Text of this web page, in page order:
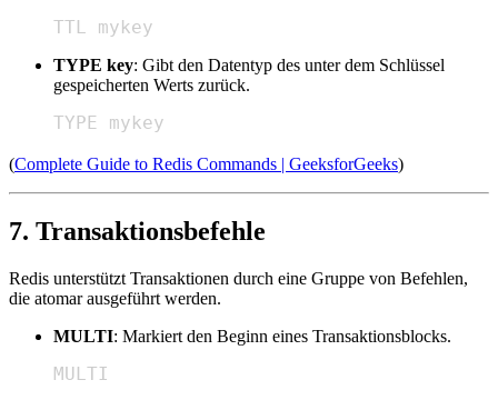
TTL mykey
TYPE key: Gibt den Datentyp des unter dem Schlüssel
gespeicherten Werts zurück.
TYPE mykey
(Complete Guide to Redis Commands | GeeksforGeeks)
7. Transaktionsbefehle
Redis unterstützt Transaktionen durch eine Gruppe von Befehlen,
die atomar ausgeführt werden.
MULTI: Markiert den Beginn eines Transaktionsblocks.
MULTI